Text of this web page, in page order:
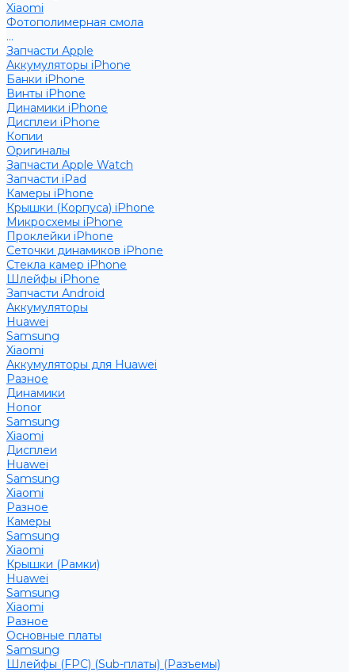
Xiaomi
Фотополимерная смола
...
Запчасти Apple
Аккумуляторы iPhone
Банки iPhone
Винты iPhone
Динамики iPhone
Дисплеи iPhone
Копии
Оригиналы
Запчасти Apple Watch
Запчасти iPad
Камеры iPhone
Крышки (Корпуса) iPhone
Микросхемы iPhone
Проклейки iPhone
Сеточки динамиков iPhone
Стекла камер iPhone
Шлейфы iPhone
Запчасти Android
Аккумуляторы
Huawei
Samsung
Xiaomi
Аккумуляторы для Huawei
Разное
Динамики
Honor
Samsung
Xiaomi
Дисплеи
Huawei
Samsung
Xiaomi
Разное
Камеры
Samsung
Xiaomi
Крышки (Рамки)
Huawei
Samsung
Xiaomi
Разное
Основные платы
Samsung
Шлейфы (FPC) (Sub-платы) (Разъемы)